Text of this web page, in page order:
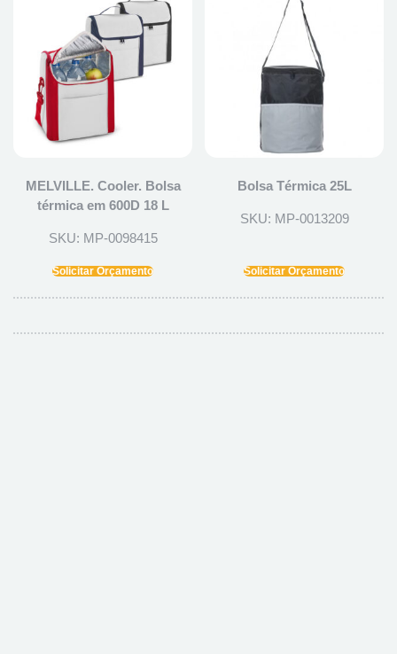
MELVILLE. Cooler. Bolsa
térmica em 600D 18 L
SKU: MP-0098415
Solicitar Orçamento
Bolsa Térmica 25L
SKU: MP-0013209
Solicitar Orçamento